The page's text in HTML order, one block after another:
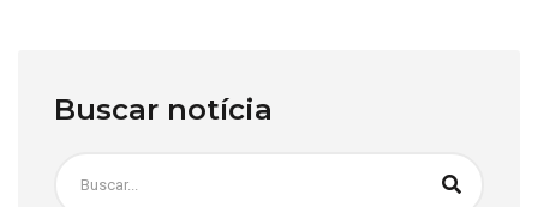
Buscar notícia